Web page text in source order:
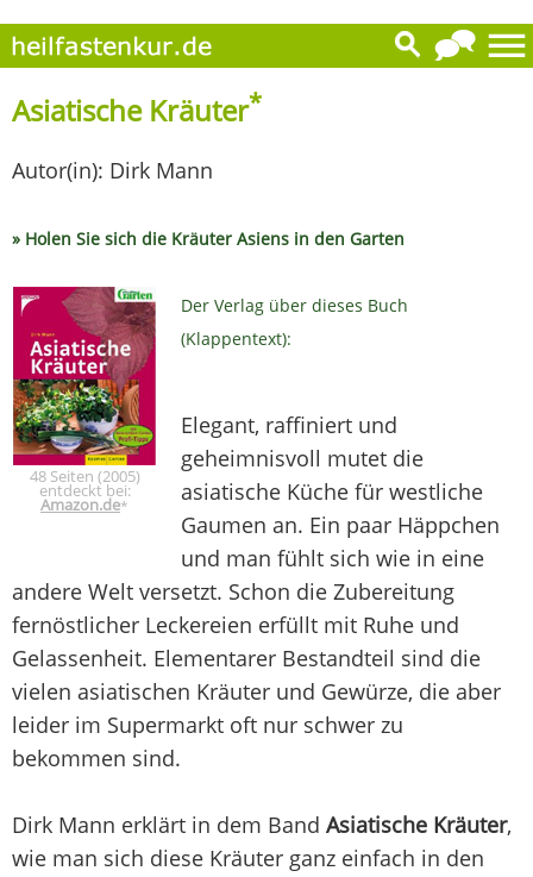
Asiatische Kräuter*
Autor(in): Dirk Mann
» Holen Sie sich die Kräuter Asiens in den Garten
48 Seiten (2005)
entdeckt bei:
Amazon.de*
Der Verlag über dieses Buch
(Klappentext):
Elegant, raffiniert und
geheimnisvoll mutet die
asiatische Küche für westliche
Gaumen an. Ein paar Häppchen
und man fühlt sich wie in eine
andere Welt versetzt. Schon die Zubereitung
fernöstlicher Leckereien erfüllt mit Ruhe und
Gelassenheit. Elementarer Bestandteil sind die
vielen asiatischen Kräuter und Gewürze, die aber
leider im Supermarkt oft nur schwer zu
bekommen sind.
Dirk Mann erklärt in dem Band Asiatische Kräuter,
wie man sich diese Kräuter ganz einfach in den